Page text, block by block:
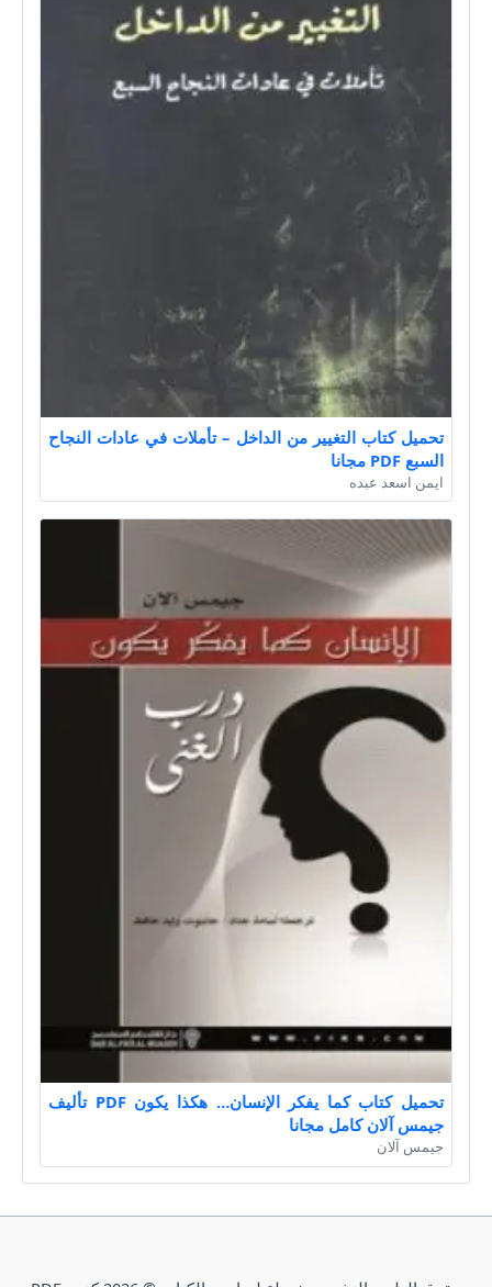
تحميل كتاب التغيير من الداخل – تأملات في عادات النجاح
السبع PDF مجانا
ايمن اسعد عبده
تحميل كتاب كما يفكر الإنسان… هكذا يكون PDF تأليف
جيمس آلان كامل مجانا
جيمس آلان